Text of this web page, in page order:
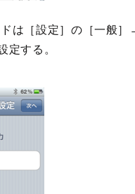
は［設定］の［一般
定する。